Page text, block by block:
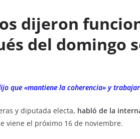
dijeron
del domingo
que «mantiene la coherencia» y
y diputada electa, habló de la
viene el próximo 16 de noviembre.